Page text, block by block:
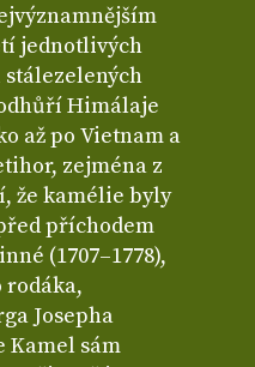
jednotlivých
stálezelených
Himálaje
až po Vietnam a
zejména z
že kamélie byly
příchodem
(1707–1778),
rodáka,
Josepha
Kamel sám